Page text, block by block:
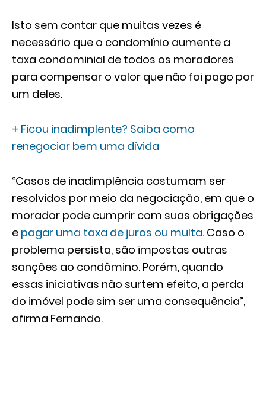
Isto sem contar que muitas vezes é
necessário que o condomínio aumente a
taxa condominial de todos os moradores
para compensar o valor que não foi pago por
um deles.
+ Ficou inadimplente? Saiba como
renegociar bem uma dívida
“Casos de inadimplência costumam ser
resolvidos por meio da negociação, em que o
morador pode cumprir com suas obrigações
e pagar uma taxa de juros ou multa. Caso o
problema persista, são impostas outras
sanções ao condômino. Porém, quando
essas iniciativas não surtem efeito, a perda
do imóvel pode sim ser uma consequência”,
afirma Fernando.